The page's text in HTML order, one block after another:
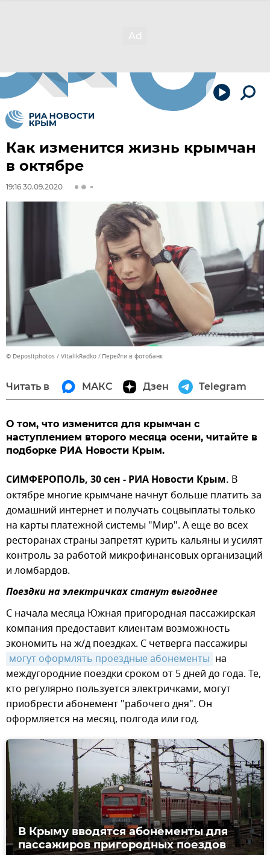
Как изменится жизнь крымчан
в октябре
19:16 30.09.2020
© Depositphotos / VitalikRadko Перейти в фотобанк
Читать в МАКС Дзен Telegram
О том, что изменится для крымчан с
наступлением второго месяца осени, читайте в
подборке РИА Новости Крым.
СИМФЕРОПОЛЬ, 30 сен - РИА Новости Крым. В
октябре многие крымчане начнут больше платить за
домашний интернет и получать соцвыплаты только
на карты платежной системы "Мир". А еще во всех
ресторанах страны запретят курить кальяны и усилят
контроль за работой микрофинансовых организаций
и ломбардов.
Поездки на электричках станут выгоднее
С начала месяца Южная пригородная пассажирская
компания предоставит клиентам возможность
экономить на ж/д поездках. С четверга пассажиры
могут оформлять проездные абонементы на
междугородние поездки сроком от 5 дней до года. Те,
кто регулярно пользуется электричками, могут
приобрести абонемент "рабочего дня". Он
оформляется на месяц, полгода или год.
В Крыму вводятся абонементы для
пассажиров пригородных поездов